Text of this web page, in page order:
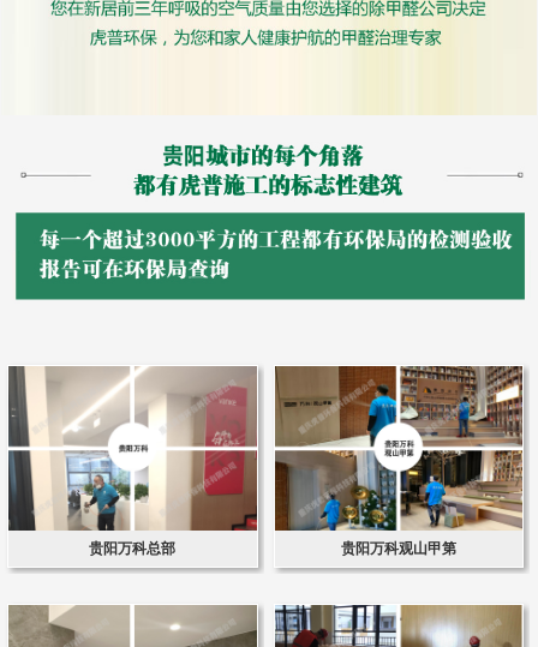
贵阳万科总部 贵阳万科观山甲第